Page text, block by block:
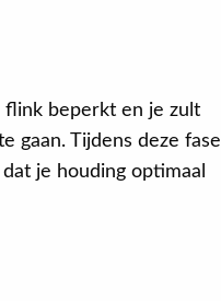
flink beperkt en je zult
gaan. Tijdens deze fase
je houding optimaal